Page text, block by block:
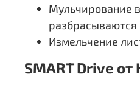
Мульчирование
разбрасываются
Измельчение
SMART Drive от